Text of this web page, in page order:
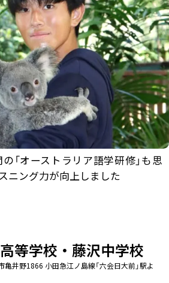
「オーストラリア語学研修」も思
ニング力が向上しました
等学校・藤沢中学校
井野1866 小田急江ノ島線「六会日大前」駅よ